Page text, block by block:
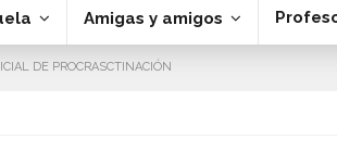
Amigas y amigos
DE PROCRASCTINACIÓN